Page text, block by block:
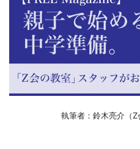
習
執筆者：鈴木亮介（